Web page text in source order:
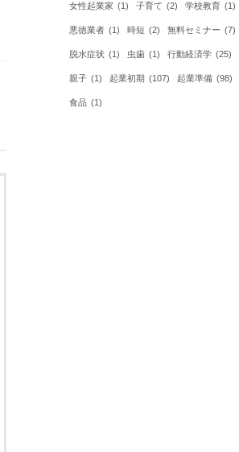
女性起業家 (1) 子育て (2) 学校教育 (1)
悪徳業者 (1) 時短 (2) 無料セミナー (7)
脱水症状 (1) 虫歯 (1) 行動経済学 (25)
親子 (1) 起業初期 (107) 起業準備 (98)
食品 (1)